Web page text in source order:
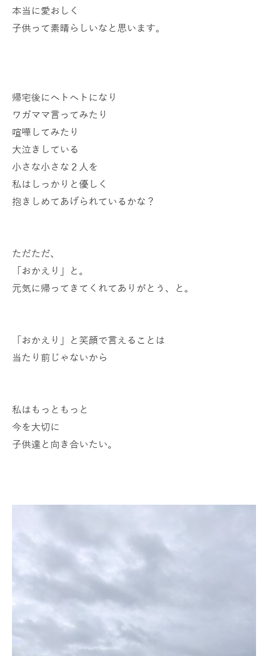
本当に愛おしく
子供って素晴らしいなと思います。
帰宅後にヘトヘトになり
ワガママ言ってみたり
喧嘩してみたり
大泣きしている
小さな小さな２人を
私はしっかりと優しく
抱きしめてあげられているかな？
ただただ、
「おかえり」と。
元気に帰ってきてくれてありがとう、と。
「おかえり」と笑顔で言えることは
当たり前じゃないから
私はもっともっと
今を大切に
子供達と向き合いたい。